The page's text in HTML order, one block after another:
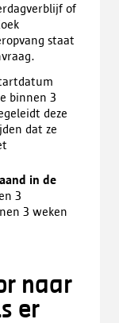
of
staat
binnen 3
deze
dat ze
in de
3
3 weken
naar
er